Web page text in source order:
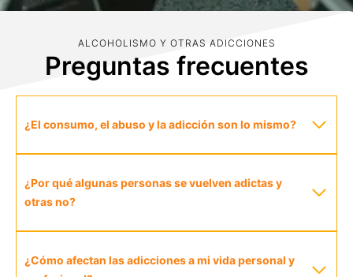
ALCOHOLISMO Y OTRAS ADICCIONES
Preguntas frecuentes
¿El consumo, el abuso y la adicción son lo mismo?
¿Por qué algunas personas se vuelven adictas y
otras no?
¿Cómo afectan las adicciones a mi vida personal y